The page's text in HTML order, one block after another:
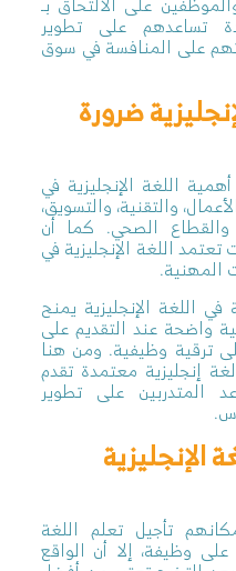
تساعدهم على تطوير
على المنافسة في سوق
ضرورة
اللغة الإنجليزية في
والتقنية، والتسويق،
والقطاع الصحي. كما أن
اللغة الإنجليزية في
المهنية.
اللغة الإنجليزية يمنح
واضحة عند التقديم على
ترقية وظيفية. ومن هنا
إنجليزية معتمدة تقدم
المتدربين على تطوير
تأجيل تعلم اللغة
وظيفة، إلا أن الواقع